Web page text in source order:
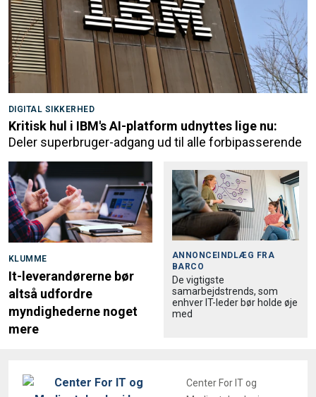
DIGITAL SIKKERHED
Kritisk hul i IBM's AI-platform udnyttes lige nu:
Deler superbruger-adgang ud til alle forbipasserende
KLUMME
It-leverandørerne bør
altså udfordre
myndighederne noget
mere
ANNONCEINDLÆG FRA
BARCO
De vigtigste
samarbejdstrends, som
enhver IT-leder bør holde øje
med
Center For IT og